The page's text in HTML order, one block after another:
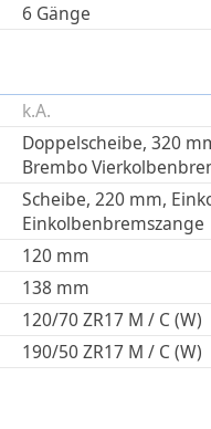
6 Gänge
k.A.
Doppelscheibe, 320
Brembo
Scheibe, 220 mm,
Einkolbenbremszange
120 mm
138 mm
120/70 ZR17 M / C (W)
190/50 ZR17 M / C (W)